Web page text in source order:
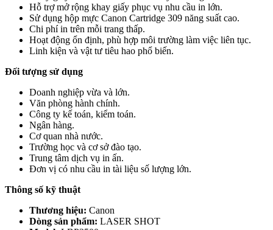
Hỗ trợ mở rộng khay giấy phục vụ nhu cầu in lớn.
Sử dụng hộp mực Canon Cartridge 309 năng suất cao.
Chi phí in trên mỗi trang thấp.
Hoạt động ổn định, phù hợp môi trường làm việc liên tục.
Linh kiện và vật tư tiêu hao phổ biến.
Đối tượng sử dụng
Doanh nghiệp vừa và lớn.
Văn phòng hành chính.
Công ty kế toán, kiểm toán.
Ngân hàng.
Cơ quan nhà nước.
Trường học và cơ sở đào tạo.
Trung tâm dịch vụ in ấn.
Đơn vị có nhu cầu in tài liệu số lượng lớn.
Thông số kỹ thuật
Thương hiệu: Canon
Dòng sản phẩm: LASER SHOT